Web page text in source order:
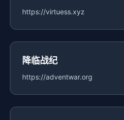
https://virtuess.xyz
降临战纪
https://adventwar.org